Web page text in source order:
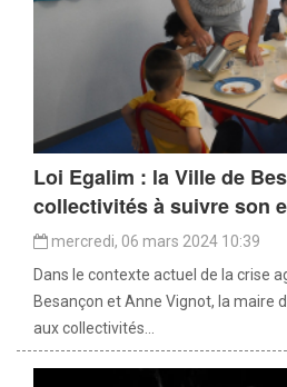
Loi Egalim : la Ville de
collectivités à suivre son
mercredi, 06 mars 2024 10:39
Dans le contexte actuel de la crise
Besançon et Anne Vignot, la maire
aux collectivités...